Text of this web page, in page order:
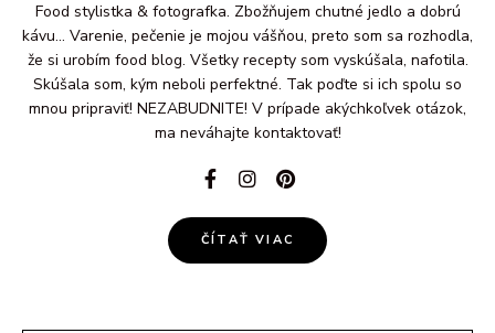
Food stylistka & fotografka. Zbožňujem chutné jedlo a dobrú
kávu... Varenie, pečenie je mojou vášňou, preto som sa rozhodla,
že si urobím food blog. Všetky recepty som vyskúšala, nafotila.
Skúšala som, kým neboli perfektné. Tak poďte si ich spolu so
mnou pripraviť! NEZABUDNITE! V prípade akýchkoľvek otázok,
ma neváhajte kontaktovať!
ČÍTAŤ VIAC